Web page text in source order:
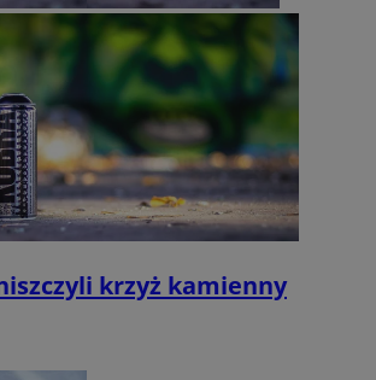
krzyż kamienny